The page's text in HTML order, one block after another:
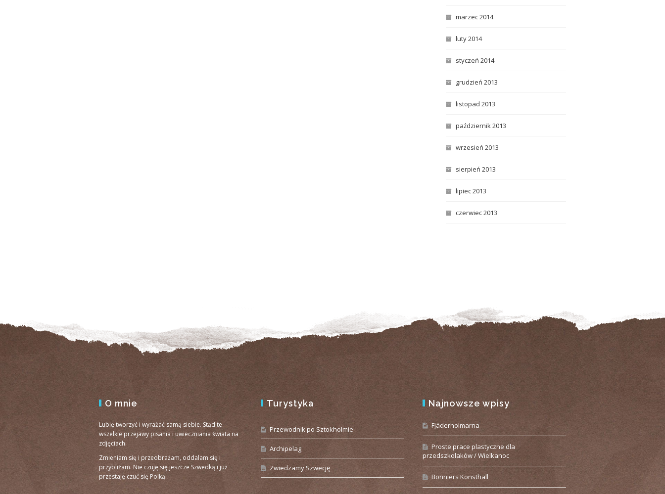
marzec 2014
luty 2014
styczeń 2014
grudzień 2013
listopad 2013
październik 2013
wrzesień 2013
sierpień 2013
lipiec 2013
czerwiec 2013
O mnie
Lubię tworzyć i wyrażać samą siebie. Stąd te
wszelkie przejawy pisania i uwieczniania świata na
zdjęciach.
Zmieniam się i przeobrażam, oddalam się i
przybliżam. Nie czuję się jeszcze Szwedką i już
przestaję czuć się Polką.
Turystyka
Przewodnik po Sztokholmie
Archipelag
Zwiedzamy Szwecję
Najnowsze wpisy
Fjäderholmarna
Proste prace plastyczne dla
przedszkolaków / Wielkanoc
Bonniers Konsthall